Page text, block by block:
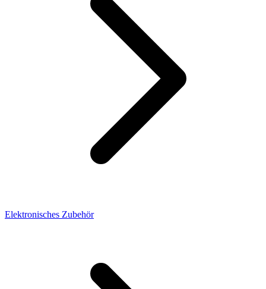
Elektronisches Zubehör